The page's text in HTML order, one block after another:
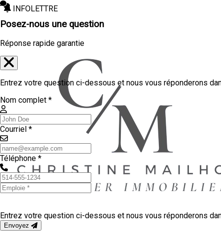
INFOLETTRE
Posez-nous une question
Réponse rapide garantie
Entrez votre question ci-dessous et nous vous réponderons
Nom complet *
Courriel *
Téléphone *
Entrez votre question ci-dessous et nous vous réponderons
Envoyez